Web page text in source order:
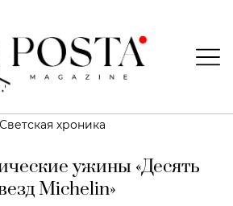
Светская хроника
ужины «Десять
Michelin»